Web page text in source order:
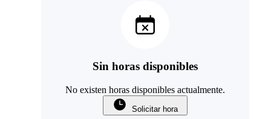
Sin horas disponibles
No existen horas disponibles actualmente.
Solicitar hora